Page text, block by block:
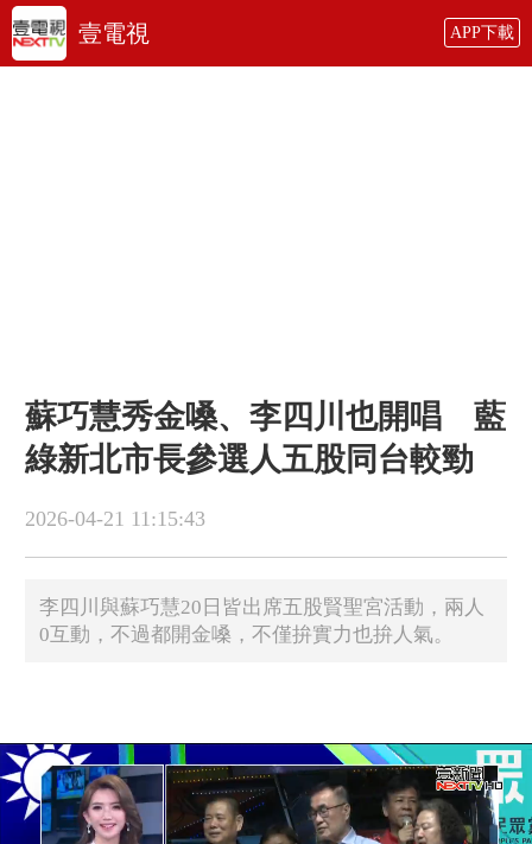
壹電視 APP下載
蘇巧慧秀金嗓、李四川也開唱 藍
綠新北市長參選人五股同台較勁
2026-04-21 11:15:43
李四川與蘇巧慧20日皆出席五股賢聖宮活動，兩人
0互動，不過都開金嗓，不僅拚實力也拚人氣。